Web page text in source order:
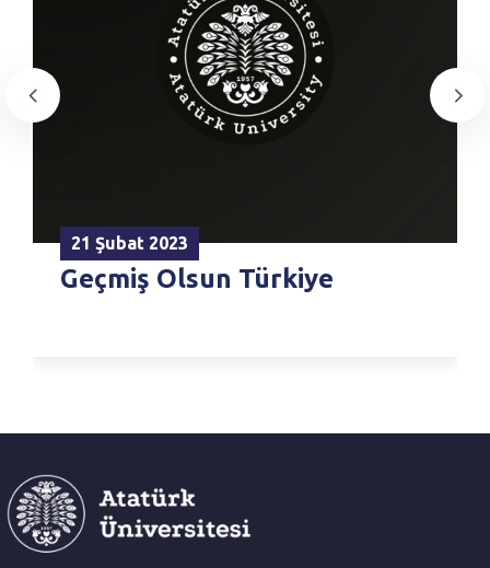
21 Şubat 2023
Geçmiş Olsun Türkiye